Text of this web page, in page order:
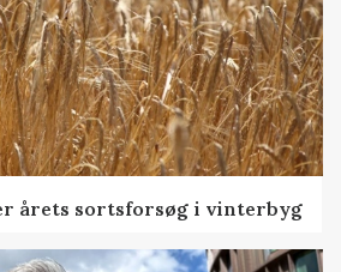
årets sortsforsøg i vinterbyg